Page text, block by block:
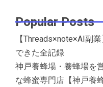
Popular Posts
【Threads×note×AI副
できた全記録
神戸養蜂場・養蜂場を
な蜂蜜専門店【神戸養